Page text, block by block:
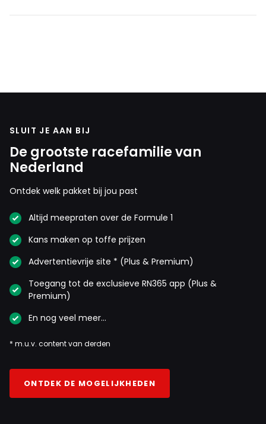
SLUIT JE AAN BIJ
De grootste racefamilie van
Nederland
Ontdek welk pakket bij jou past
Altijd meepraten over de Formule 1
Kans maken op toffe prijzen
Advertentievrije site * (Plus & Premium)
Toegang tot de exclusieve RN365 app (Plus &
Premium)
En nog veel meer…
* m.u.v. content van derden
ONTDEK DE MOGELIJKHEDEN